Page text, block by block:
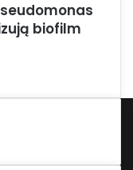
biofilm